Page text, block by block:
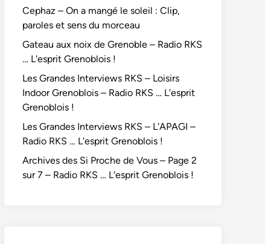
Cephaz – On a mangé le soleil : Clip,
paroles et sens du morceau
Gateau aux noix de Grenoble – Radio RKS
… L'esprit Grenoblois !
Les Grandes Interviews RKS – Loisirs
Indoor Grenoblois – Radio RKS … L'esprit
Grenoblois !
Les Grandes Interviews RKS – L'APAGI –
Radio RKS … L'esprit Grenoblois !
Archives des Si Proche de Vous – Page 2
sur 7 – Radio RKS … L'esprit Grenoblois !